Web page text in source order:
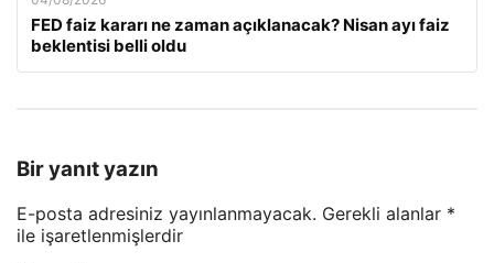
FED faiz kararı ne zaman açıklanacak? Nisan ayı faiz
beklentisi belli oldu
Bir yanıt yazın
E-posta adresiniz yayınlanmayacak. Gerekli alanlar *
ile işaretlenmişlerdir